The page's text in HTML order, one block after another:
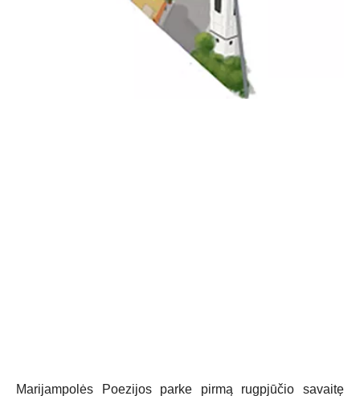
Marijampolės Poezijos parke pirmą rugpjūčio savaitę